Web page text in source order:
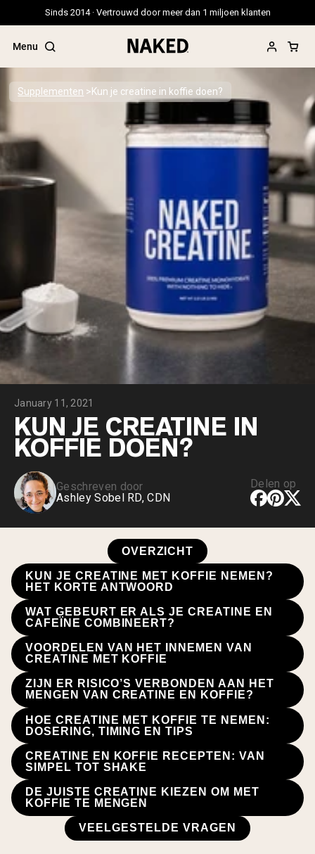
Sinds 2014 · Vertrouwd door meer dan 1 miljoen klanten
Menu
Populaire Zoektermen
”Protein Powder“
”Overnight Oats“
PROTEIN POWDERSBest Seller
Erwteneiwit
Grasgevoerd Wei Eiwit Poeder
Collageenpeptiden
Chocolade Grasgevoerde Wei
Vanille grasgevoerde wei
Weidegevoerde wei
VEGAN PROTEIN
Erwteneiwit
Shop All Vegan Protein
Supplementen Kun je creatine in koffie doen?
January 11, 2021
KUN JE CREATINE IN
KOFFIE DOEN?
Geschreven door
Ashley Sobel RD, CDN
Delen op
OVERZICHT
KUN JE CREATINE MET KOFFIE NEMEN?
HET KORTE ANTWOORD
WAT GEBEURT ER ALS JE CREATINE EN
CAFEÏNE COMBINEERT?
VOORDELEN VAN HET INNEMEN VAN
CREATINE MET KOFFIE
ZIJN ER RISICO’S VERBONDEN AAN HET
MENGEN VAN CREATINE EN KOFFIE?
HOE CREATINE MET KOFFIE TE NEMEN:
DOSERING, TIMING EN TIPS
CREATINE EN KOFFIE RECEPTEN: VAN
SIMPEL TOT SHAKE
DE JUISTE CREATINE KIEZEN OM MET
KOFFIE TE MENGEN
VEELGESTELDE VRAGEN